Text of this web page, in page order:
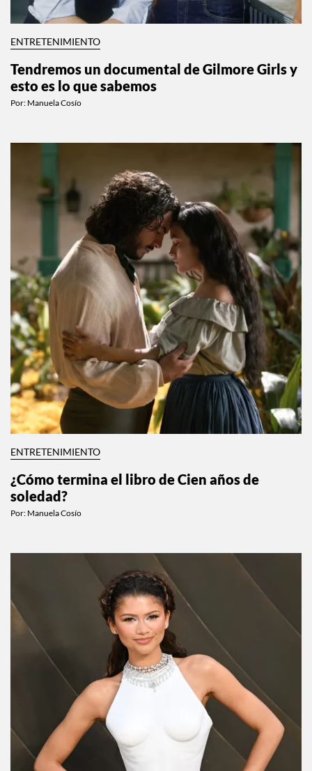
ENTRETENIMIENTO
Tendremos un documental de Gilmore Girls y
esto es lo que sabemos
Por: Manuela Cosío
ENTRETENIMIENTO
¿Cómo termina el libro de Cien años de
soledad?
Por: Manuela Cosío